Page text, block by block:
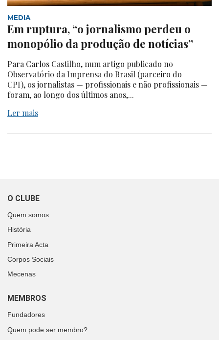
MEDIA
Em ruptura, “o jornalismo perdeu o
monopólio da produção de notícias”
Para Carlos Castilho, num artigo publicado no
Observatório da Imprensa do Brasil (parceiro do
CPI), os jornalistas — profissionais e não profissionais —
foram, ao longo dos últimos anos,...
Ler mais
O CLUBE
Quem somos
História
Primeira Acta
Corpos Sociais
Mecenas
MEMBROS
Fundadores
Quem pode ser membro?